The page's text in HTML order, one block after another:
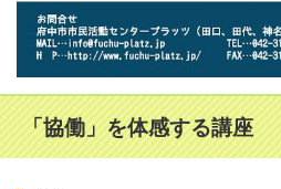
「協働」を体感する講座